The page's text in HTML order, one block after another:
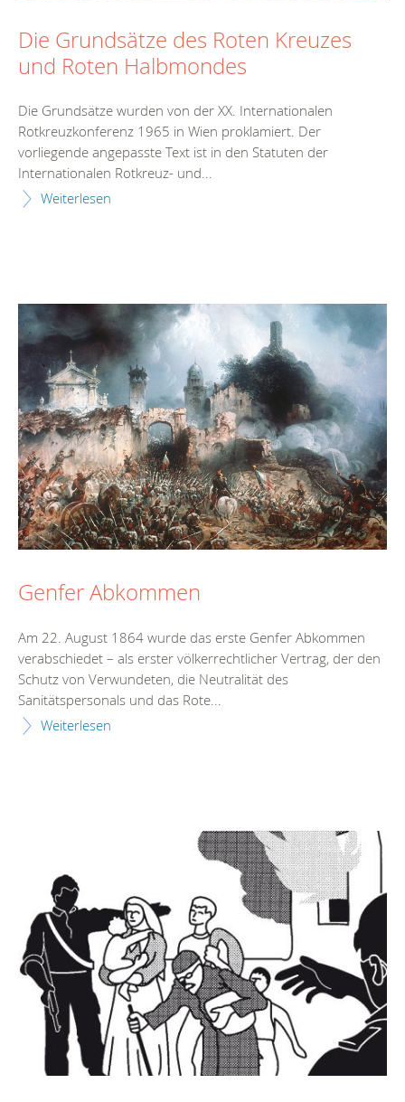
Die Grundsätze des Roten Kreuzes
und Roten Halbmondes
Die Grundsätze wurden von der XX. Internationalen
Rotkreuzkonferenz 1965 in Wien proklamiert. Der
vorliegende angepasste Text ist in den Statuten der
Internationalen Rotkreuz- und...
Weiterlesen
Genfer Abkommen
Am 22. August 1864 wurde das erste Genfer Abkommen
verabschiedet – als erster völkerrechtlicher Vertrag, der den
Schutz von Verwundeten, die Neutralität des
Sanitätspersonals und das Rote...
Weiterlesen